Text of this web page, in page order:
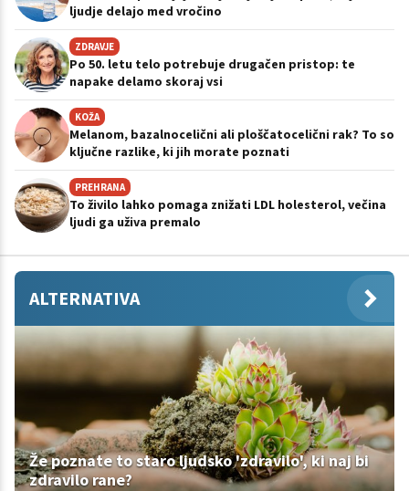
ljudje delajo med vročino
ZDRAVJE
Po 50. letu telo potrebuje drugačen pristop: te
napake delamo skoraj vsi
KOŽA
Melanom, bazalnocelični ali ploščatocelični rak? To so
ključne razlike, ki jih morate poznati
PREHRANA
To živilo lahko pomaga znižati LDL holesterol, večina
ljudi ga uživa premalo
ALTERNATIVA
Že poznate to staro ljudsko 'zdravilo', ki naj bi
zdravilo rane?